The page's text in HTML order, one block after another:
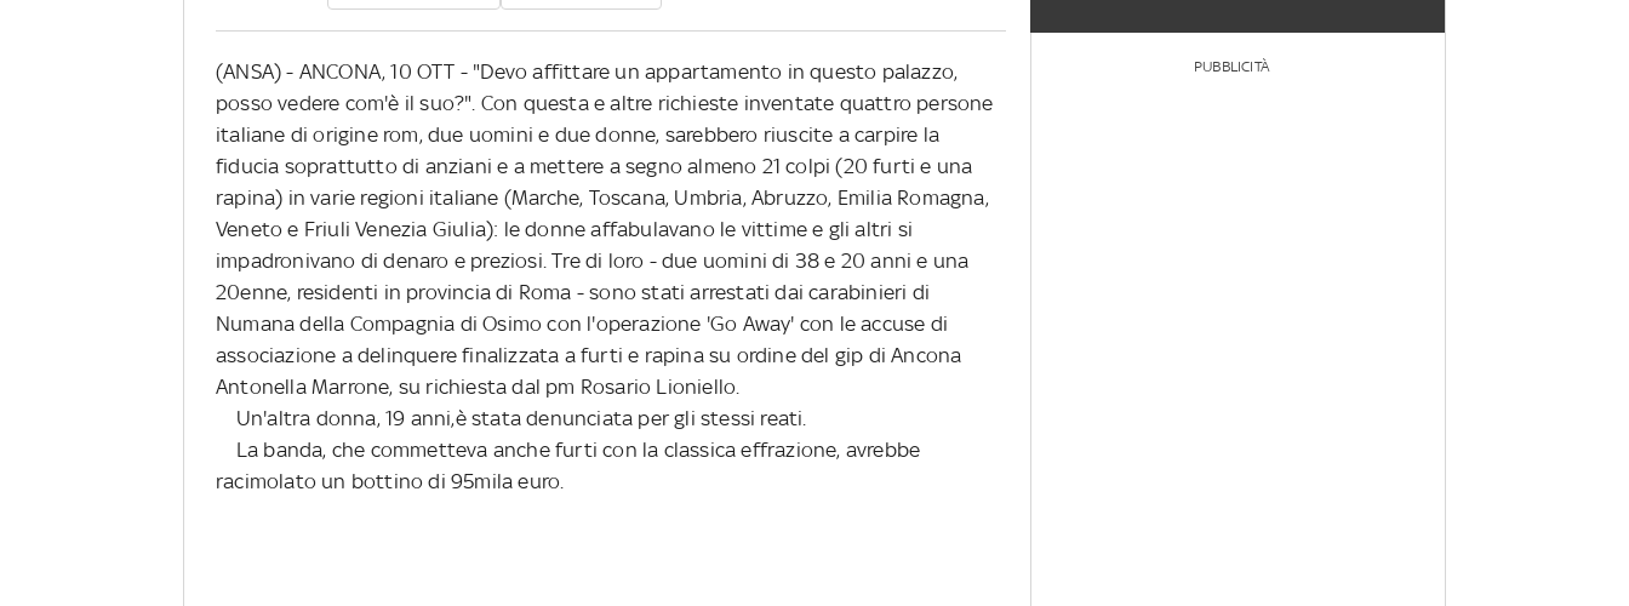
(ANSA) - ANCONA, 10 OTT - "Devo affittare un appartamento in questo palazzo,
posso vedere com'è il suo?". Con questa e altre richieste inventate quattro persone
italiane di origine rom, due uomini e due donne, sarebbero riuscite a carpire la
fiducia soprattutto di anziani e a mettere a segno almeno 21 colpi (20 furti e una
rapina) in varie regioni italiane (Marche, Toscana, Umbria, Abruzzo, Emilia Romagna,
Veneto e Friuli Venezia Giulia): le donne affabulavano le vittime e gli altri si
impadronivano di denaro e preziosi. Tre di loro - due uomini di 38 e 20 anni e una
20enne, residenti in provincia di Roma - sono stati arrestati dai carabinieri di
Numana della Compagnia di Osimo con l'operazione 'Go Away' con le accuse di
associazione a delinquere finalizzata a furti e rapina su ordine del gip di Ancona
Antonella Marrone, su richiesta dal pm Rosario Lioniello.
Un'altra donna, 19 anni,è stata denunciata per gli stessi reati.
La banda, che commetteva anche furti con la classica effrazione, avrebbe
racimolato un bottino di 95mila euro.
PUBBLICITÀ